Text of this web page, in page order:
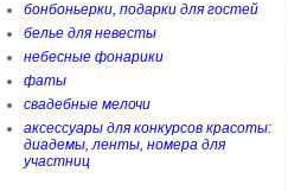
бонбоньерки, подарки для гостей
белье для невесты
небесные фонарики
фаты
свадебные мелочи
аксессуары для конкурсов красоты:
диадемы, ленты, номера для
участниц